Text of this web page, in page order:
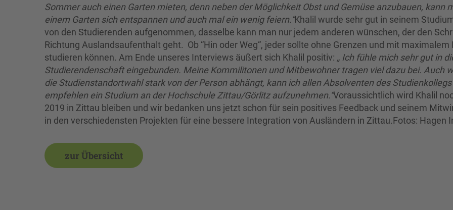
Sommer auch einen Garten mieten, denn neben der Möglichkeit Obst und Gemüse anzubauen, kann
einem Garten sich entspannen und auch mal ein wenig feiern.“Khalil wurde sehr gut in seinem
von den Studierenden aufgenommen, dasselbe kann man nur jedem anderen wünschen, der den
Richtung Auslandsaufenthalt geht. Ob “Hin oder Weg“, jeder sollte ohne Grenzen und mit maximalem
studieren können. Am Ende unseres Interviews äußert sich Khalil positiv: „ Ich fühle mich sehr gut in
Studierendenschaft eingebunden. Meine Kommilitonen und Mitbewohner tragen viel dazu bei. Auch
die Studienstandortwahl stark von der Person abhängt, kann ich allen Absolventen des
empfehlen ein Studium an der Hochschule Zittau/Görlitz aufzunehmen.“Voraussichtlich wird Khalil
2019 in Zittau bleiben und wir bedanken uns jetzt schon für sein positives Feedback und seinem
in den verschiedensten Projekten für eine bessere Integration von Ausländern in Zittau.Fotos: Hagen
zur Übersicht